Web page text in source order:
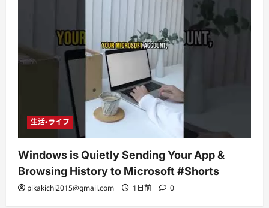
生活・ライフ
Windows is Quietly Sending Your App &
Browsing History to Microsoft #Shorts
pikakichi2015@gmail.com 1日前 0